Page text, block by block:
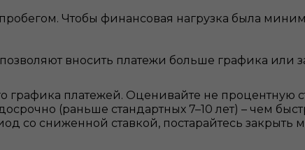
Чтобы финансовая нагрузка была
вносить платежи больше графика или
графика платежей. Оценивайте не процентную
(раньше стандартных 7–10 лет) – чем
со сниженной ставкой, постарайтесь